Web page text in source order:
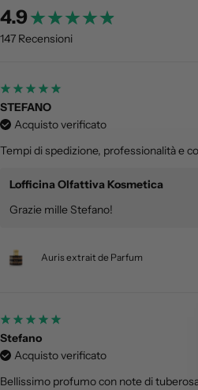
4.9
147 Recensioni
STEFANO
Acquisto verificato
Tempi di spedizione, professionalità e
Lofficina Olfattiva Kosmetica
Grazie mille Stefano!
Auris extrait de Parfum
Stefano
Acquisto verificato
Bellissimo profumo con note di